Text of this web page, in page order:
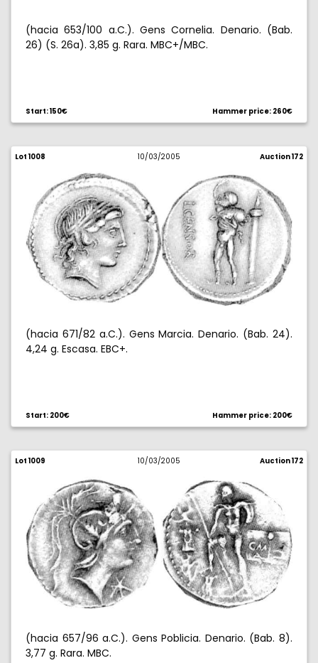
(hacia 653/100 a.C.). Gens Cornelia. Denario. (Bab.
26) (S. 26a). 3,85 g. Rara. MBC+/MBC.
Start: 150€ Hammer price: 260€
Lot 1008 10/03/2005 Auction 172
(hacia 671/82 a.C.). Gens Marcia. Denario. (Bab. 24).
4,24 g. Escasa. EBC+.
Start: 200€ Hammer price: 200€
Lot 1009 10/03/2005 Auction 172
(hacia 657/96 a.C.). Gens Poblicia. Denario. (Bab. 8).
3,77 g. Rara. MBC.